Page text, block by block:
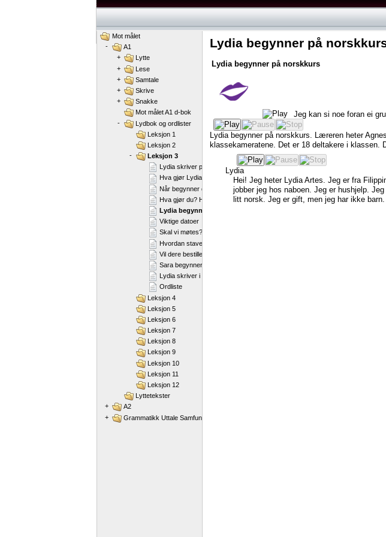
Lydia begynner på
Lydia begynner på norskkurs
Jeg kan si noe foran ei
Lydia begynner på norskkurs. Læreren heter Agnes
klassekameratene. Det er 18 deltakere i klassen.
Lydia
Hei! Jeg heter Lydia Artes. Jeg er fra
jobber jeg hos naboen. Jeg er hushjelp. Jeg
litt norsk. Jeg er gift, men jeg har ikke barn.
Mot målet
-
A1
+
Lytte
+
Lese
+
Samtale
+
Skrive
+
Snakke
Mot målet A1 d-bok
-
Lydbok og ordlister
Leksjon 1
Leksjon 2
-
Leksjon 3
Lydia skriver postkort.
Hva gjør Lydia og Jørgen på jobb?
Når begynner du på jobb?
Hva gjør du? Hva liker du å gjøre?
Lydia begynner på norskkurs
Viktige datoer
Skal vi møtes?
Hvordan staver du navnet ditt?
Vil dere bestille?
Sara begynner i språkpraksis
Lydia skriver i ei dagbok
Ordliste
Leksjon 4
Leksjon 5
Leksjon 6
Leksjon 7
Leksjon 8
Leksjon 9
Leksjon 10
Leksjon 11
Leksjon 12
Lyttetekster
+
A2
+
Grammatikk Uttale Samfunnskunnskap